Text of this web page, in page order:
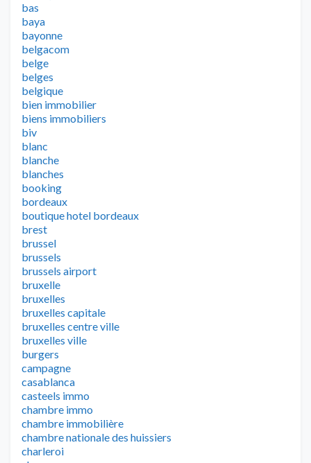
bas
baya
bayonne
belgacom
belge
belges
belgique
bien immobilier
biens immobiliers
biv
blanc
blanche
blanches
booking
bordeaux
boutique hotel bordeaux
brest
brussel
brussels
brussels airport
bruxelle
bruxelles
bruxelles capitale
bruxelles centre ville
bruxelles ville
burgers
campagne
casablanca
casteels immo
chambre immo
chambre immobilière
chambre nationale des huissiers
charleroi